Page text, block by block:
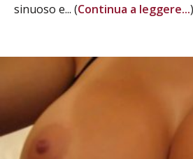
sinuoso e... (Continua a leggere...)